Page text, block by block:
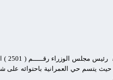
بولاق الدكرور ) . وقد بدا حي العمرانية نشاطه في 1998 ، حيث